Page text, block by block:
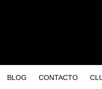
BLOG CONTACTO